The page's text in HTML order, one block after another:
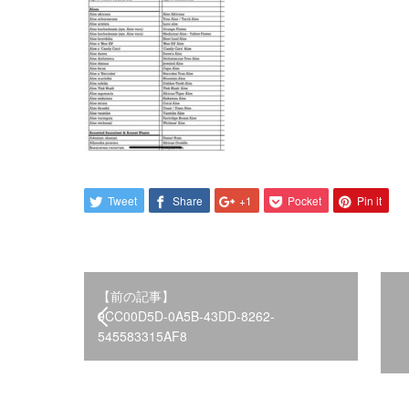
Tweet Share +1 Pocket Pin it
【前の記事】
9CC00D5D-0A5B-43DD-8262-
545583315AF8